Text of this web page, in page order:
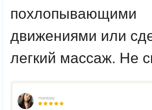
похлопывающими
движениями или
легкий массаж. Не